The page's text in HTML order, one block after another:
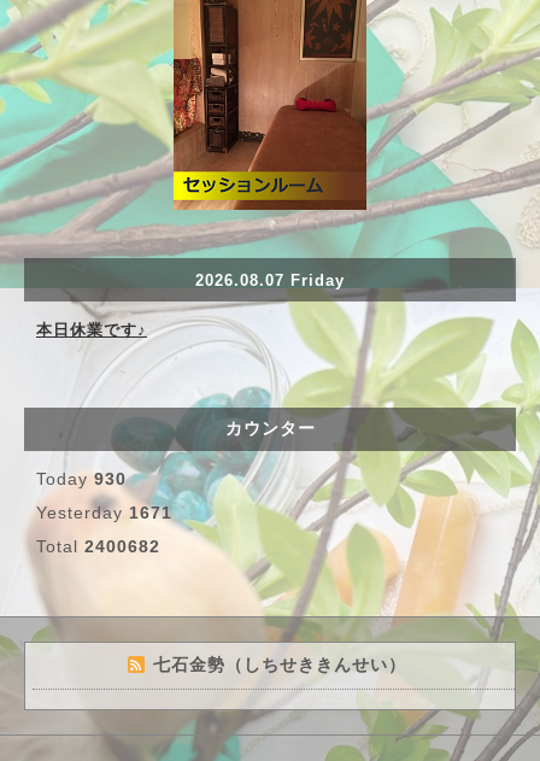
2026.08.07 Friday
本日休業です♪
カウンター
Today 930
Yesterday 1671
Total 2400682
七石金勢（しちせききんせい）